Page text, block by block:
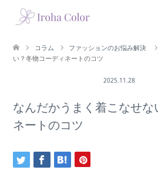
コラム ファッションのお悩み解決
い？冬物コーディネートのコツ
2025.11.28
なんだかうまく着こなせな
ネートのコツ